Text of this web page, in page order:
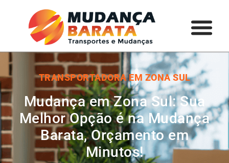
TRANSPORTADORA EM ZONA SUL
Mudança em Zona Sul: Sua
Melhor Opção é na Mudança
Barata, Orçamento em
Minutos!